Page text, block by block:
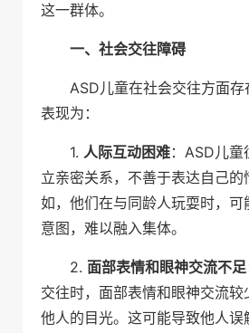
这一群体。
一、社会交往障碍
ASD儿童在社会交往方面
表现为：
1. 人际互动困难：ASD儿
立亲密关系，不善于表达自己的
如，他们在与同龄人玩耍时，可
意图，难以融入集体。
2. 面部表情和眼神交流不足
交往时，面部表情和眼神交流
他人的目光。这可能导致他人